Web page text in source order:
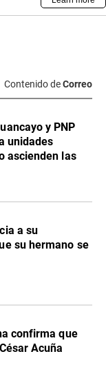
Contenido deCorreo
y PNP
unidades
ascienden las
a su
su hermano se
confirma que
Acuña